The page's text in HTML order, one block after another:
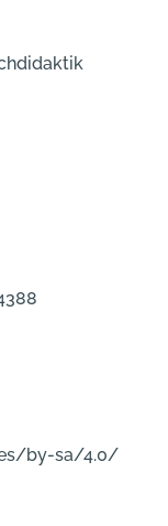
by-sa/4.0/